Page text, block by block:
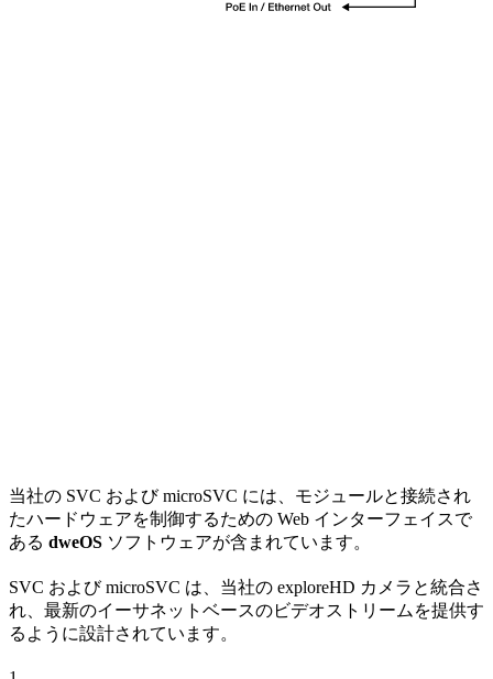
当社の SVC および microSVC には、モジュールと接続され
たハードウェアを制御するための Web インターフェイスで
ある dweOS ソフトウェアが含まれています。
SVC および microSVC は、当社の exploreHD カメラと統合さ
れ、最新のイーサネットベースのビデオストリームを提供す
るように設計されています。